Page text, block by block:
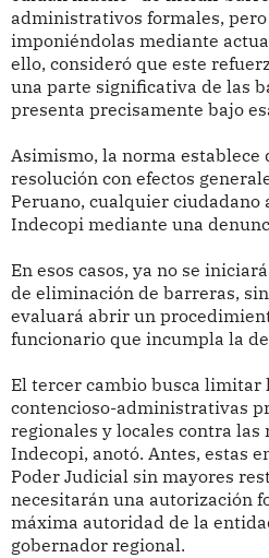
administrativos formales,
imponiéndolas mediante
ello, consideró que este
una parte significativa de las
presenta precisamente bajo
Asimismo, la norma establece
resolución con efectos
Peruano, cualquier ciudadano
Indecopi mediante una
En esos casos, ya no se
de eliminación de barreras,
evaluará abrir un
funcionario que incumpla la
El tercer cambio busca limitar
contencioso-administrativas
regionales y locales contra las
Indecopi, anotó. Antes, estas
Poder Judicial sin mayores
necesitarán una autorización
máxima autoridad de la
gobernador regional.